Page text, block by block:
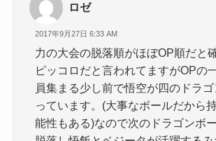
ロゼ
2017年9月27日 6:33 AM
力の大会の脱落順がほぼOP順だと
ピッコロだと言われてますがOPの
員集まる少し前で悟空が四のドラ
っています。(大事なボールだから
能性もある)なので次のドラゴンボ